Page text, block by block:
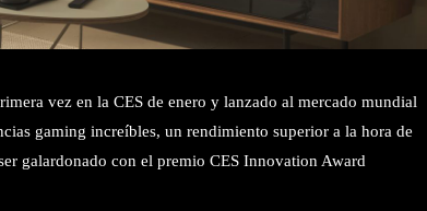
vez en la CES de enero y lanzado al mercado mundial
gaming increíbles, un rendimiento superior a la hora de
galardonado con el premio CES Innovation Award